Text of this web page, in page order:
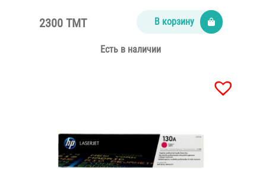
2300 TMT В корзину
Есть в наличии